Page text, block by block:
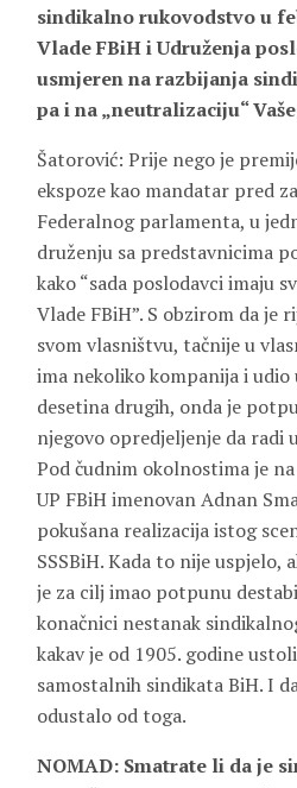
sindikalno rukovodstvo u
Vlade FBiH i Udruženja
usmjeren na razbijanja
pa i na „neutralizaciju“
Šatorović: Prije nego je
ekspoze kao mandatar pred
Federalnog parlamenta, u
druženju sa predstavnicima
kako “sada poslodavci imaju
Vlade FBiH”. S obzirom da je
svom vlasništvu, tačnije u
ima nekoliko kompanija i
desetina drugih, onda je
njegovo opredjeljenje da radi
Pod čudnim okolnostima je
UP FBiH imenovan Adnan
pokušana realizacija istog
SSSBiH. Kada to nije uspjelo,
je za cilj imao potpunu
konačnici nestanak
kakav je od 1905. godine
samostalnih sindikata BiH. I
odustalo od toga.
NOMAD: Smatrate li da je